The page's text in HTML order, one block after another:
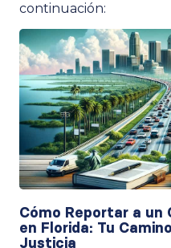
continuación:
Cómo Reportar a un
en Florida: Tu
Justicia